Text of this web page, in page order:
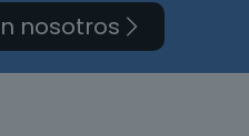
nosotros